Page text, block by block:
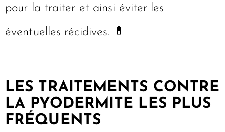
pour la traiter et ainsi éviter les
éventuelles récidives. 💊
LES TRAITEMENTS CONTRE
LA PYODERMITE LES PLUS
FRÉQUENTS